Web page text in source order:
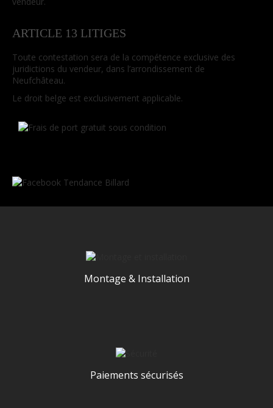
ARTICLE 13 LITIGES
Toute contestation sera de la compétence exclusive des
juridictions du vendeur, dans l’arrondissement de
Neufchâteau.
Le droit belge est exclusivement applicable.
Montage & Installation
Paiements sécurisés